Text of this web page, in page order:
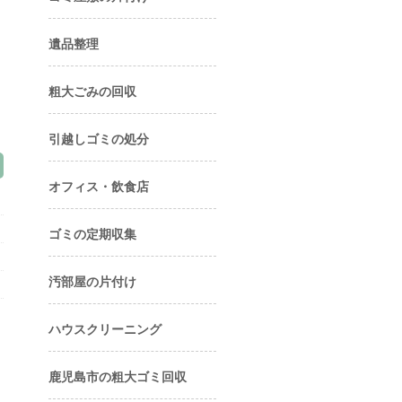
遺品整理
粗大ごみの回収
引越しゴミの処分
オフィス・飲食店
ゴミの定期収集
汚部屋の片付け
ハウスクリーニング
鹿児島市の粗大ゴミ回収